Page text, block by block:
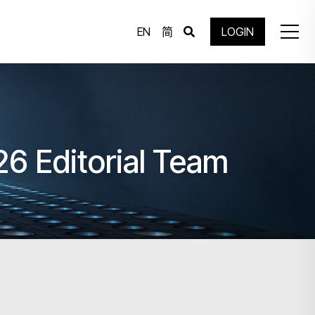
EN 简 LOGIN
Editorial Team